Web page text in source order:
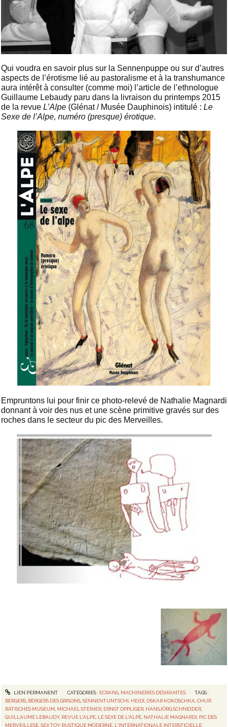
Qui voudra en savoir plus sur la Sennenpuppe ou sur d’autres
aspects de l’érotisme lié au pastoralisme et à la transhumance
aura intérêt à consulter (comme moi) l’article de l’ethnologue
Guillaume Lebaudy paru dans la livraison du printemps 2015
de la revue L’Alpe (Glénat / Musée Dauphinois) intitulé : Le
Sexe de l’Alpe, numéro (presque) érotique.
Empruntons lui pour finir ce photo-relevé de Nathalie Magnardi
donnant à voir des nus et une scène primitive gravés sur des
roches dans le secteur du pic des Merveilles.
LIEN PERMANENT CATÉGORIES : ECRANS, MACHINERIES DÉSIRANTES
TAGS :
BERGERS, BERGERS DES GRISONS,SENNENTUNTSCHI, HEIDI,OSKAR KOKOSCHKA,CHUR
RÄTISCHES MUSEUM, MICHAEL STEINER, ERNST OPPLIGER, HANSJÖRG SCHNEIDER,
GUILLAUME LEBAUDY, REVUE L'ALPE, LE SEXE DE L'ALPE, NATHALIE MAGNARDI, PIC DES
MERVEILLESE,SEX TOY RUSTIQUE MODERNE, L'INTERNATIONALE INTERSTICIELLE